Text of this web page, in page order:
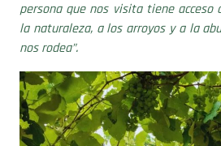
persona que nos visita tiene acceso
la naturaleza, a los arroyos y a la
nos rodea”.